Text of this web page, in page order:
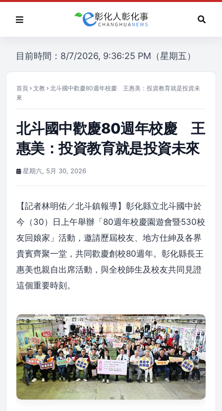
目前時間：8/7/2026, 9:36:25 PM（星期五）
首頁 文教
北斗國中歡慶80週年校慶 王惠美：投資教育就是投資未
來
北斗國中歡慶80週年校慶 王
惠美：投資教育就是投資未來
星期六, 5月 30, 2026
【記者林明佑／北斗鎮報導】彰化縣立北斗國中於
今（30）日上午舉辦「80週年校慶園遊會暨530校
友回娘家」活動，邀請歷屆校友、地方仕紳及各界
貴賓齊聚一堂，共同歡慶創校80週年。彰化縣長王
惠美也親自出席活動，與全校師生及校友共同見證
這個重要時刻。